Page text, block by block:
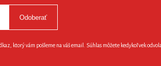
Odoberať
ktorý vám pošleme na váš email. Súhlas môžete kedykoľvek